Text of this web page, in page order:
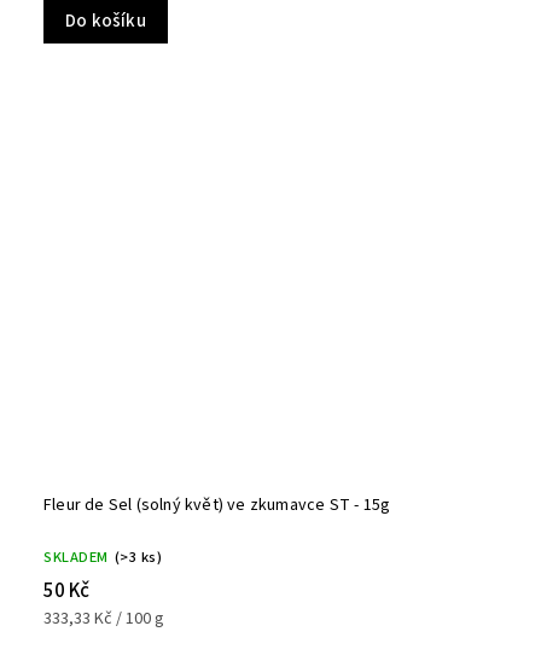
Do košíku
Fleur de Sel (solný květ) ve zkumavce ST - 15g
SKLADEM (>3 ks)
50 Kč
333,33 Kč / 100 g